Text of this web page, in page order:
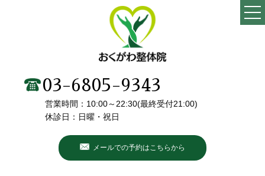
当院の特徴
施術メニュー・料金
院長・スタッフ紹介
初めての方へ
03-6805-9343
営業時間：10:00～22:30(最終受付21:00)
休診日：日曜・祝日
メールでの予約はこちらから